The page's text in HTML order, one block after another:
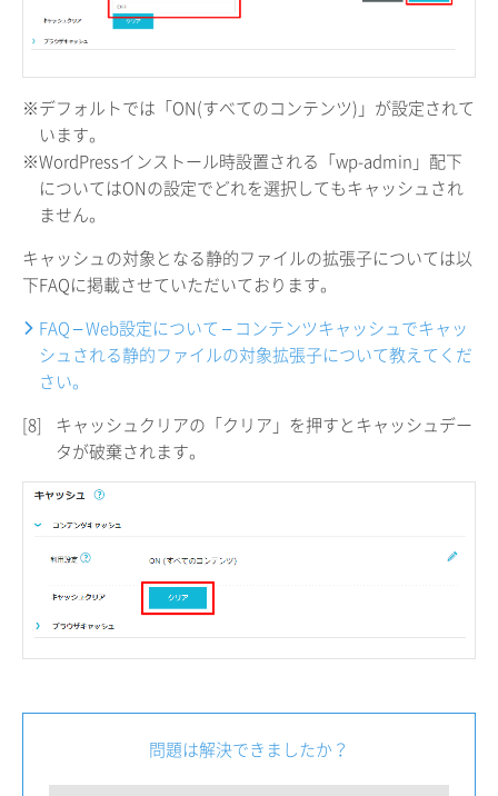
※デフォルトでは「ON(すべてのコンテンツ)」が設定されて
います。
※WordPressインストール時設置される「wp-admin」配下
についてはONの設定でどれを選択してもキャッシュされ
ません。
キャッシュの対象となる静的ファイルの拡張子については以
下FAQに掲載させていただいております。
FAQ – Web設定について – コンテンツキャッシュでキャッ
シュされる静的ファイルの対象拡張子について教えてくだ
さい。
[8]
キャッシュクリアの「クリア」を押すとキャッシュデー
タが破棄されます。
問題は解決できましたか？